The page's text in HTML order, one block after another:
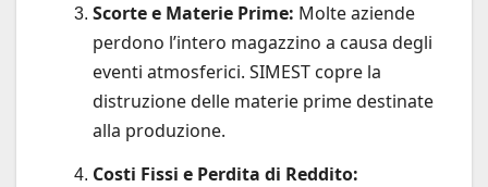
Scorte e Materie Prime: Molte aziende
perdono l’intero magazzino a causa degli
eventi atmosferici. SIMEST copre la
distruzione delle materie prime destinate
alla produzione.
Costi Fissi e Perdita di Reddito: